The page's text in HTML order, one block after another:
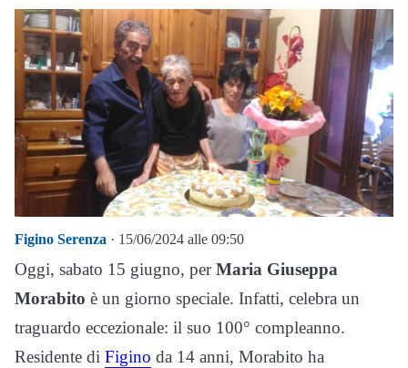
Figino Serenza · 15/06/2024 alle 09:50
Oggi, sabato 15 giugno, perMaria Giuseppa
Morabito è un giorno speciale. Infatti, celebra un
traguardo eccezionale: il suo 100° compleanno.
Residente di Figino da 14 anni, Morabito ha